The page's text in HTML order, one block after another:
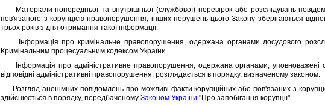
Матерiали попередньої та внутрiшньої (службової) перевiрок або розслiдувань
пов'язаного з корупцiєю правопорушення, iнших порушень цього Закону зберiгаються
трьох рокiв з дня отримання такої iнформацiї.
Iнформацiя про кримiнальне правопорушення, одержана органами досудового
Кримiнальним процесуальним кодексом України.
Iнформацiя про адмiнiстративне правопорушення, одержана органами, уповноваженi
вiдповiднi адмiнiстративнi правопорушення, розглядається в порядку, визначеному законом.
Розгляд анонiмних повiдомлень про можливi факти корупцiйних або пов'язаних з
здiйснюється в порядку, передбаченомуЗаконом України "Про запобiгання корупцiї".